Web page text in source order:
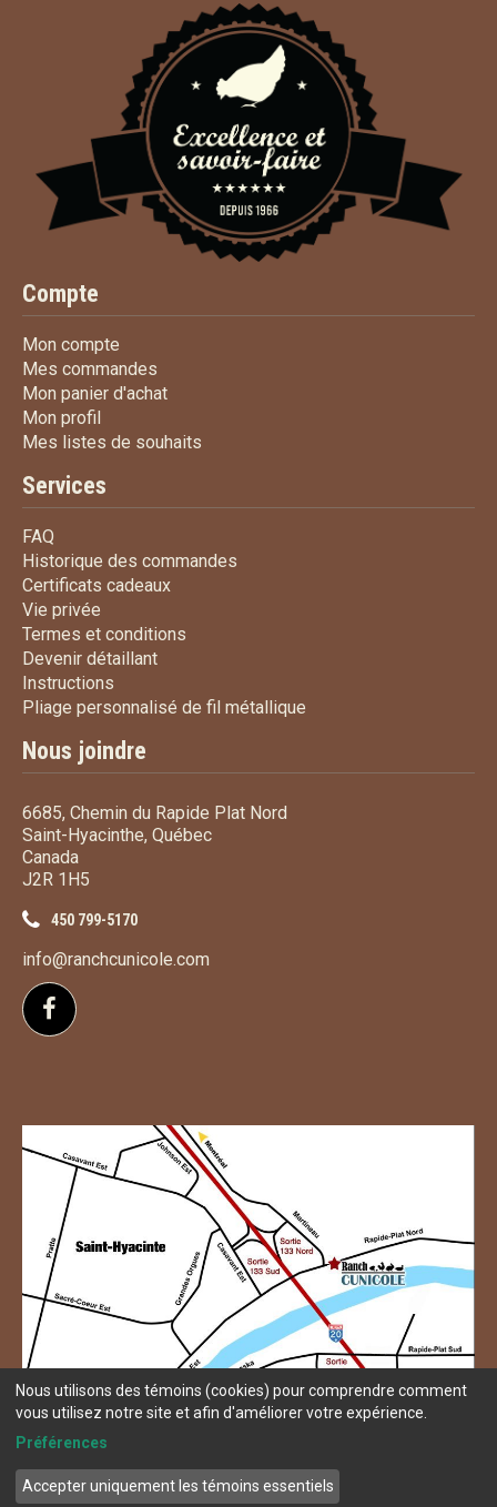
Compte
Mon compte
Mes commandes
Mon panier d'achatMon panier d'achat
Mon profil
Mes listes de souhaits
Services
FAQ
Historique des commandes
Certificats cadeauxCertificats cadeaux
Vie privée
Termes et conditions
Devenir détaillantDevenir détaillant
Instructions
Pliage personnalisé de fil métallique
Nous joindre
6685, Chemin du Rapide Plat Nord
Saint-Hyacinthe, Québec
Canada
J2R 1H5
450 799-5170
info@ranchcunicole.com
Suivez-nous sur Facebook
Nous utilisons des témoins (cookies) pour comprendre comment
vous utilisez notre site et afin d'améliorer votre expérience.
Préférences
Accepter uniquement les témoins essentiels